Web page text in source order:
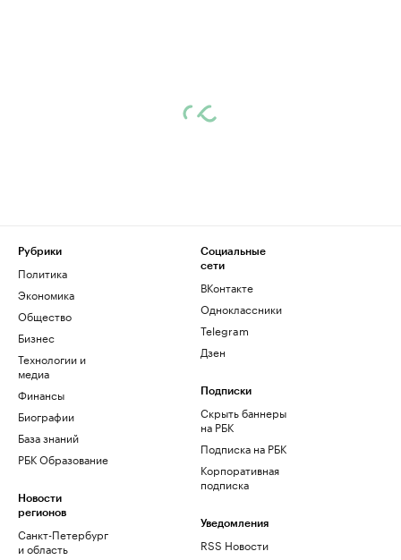
Рубрики
Политика
Экономика
Общество
Бизнес
Технологии и
медиа
Финансы
Биографии
База знаний
РБК Образование
Новости
регионов
Санкт-Петербург
и область
Социальные
сети
ВКонтакте
Одноклассники
Telegram
Дзен
Подписки
Скрыть баннеры
на РБК
Подписка на РБК
Корпоративная
подписка
Уведомления
RSS Новости